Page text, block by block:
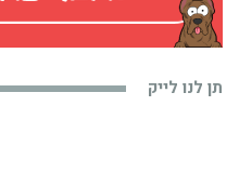
תן לנו לייק